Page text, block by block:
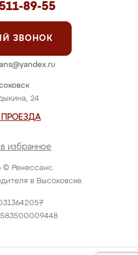
© Ренессанс.
в Высоковске.
24
избранное
511-89-55
ЗВОНОК